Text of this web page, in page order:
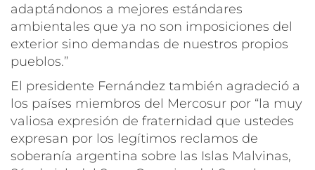
adaptándonos a mejores estándares
ambientales que ya no son imposiciones del
exterior sino demandas de nuestros propios
pueblos.”
El presidente Fernández también agradeció a
los países miembros del Mercosur por “la muy
valiosa expresión de fraternidad que ustedes
expresan por los legítimos reclamos de
soberanía argentina sobre las Islas Malvinas,